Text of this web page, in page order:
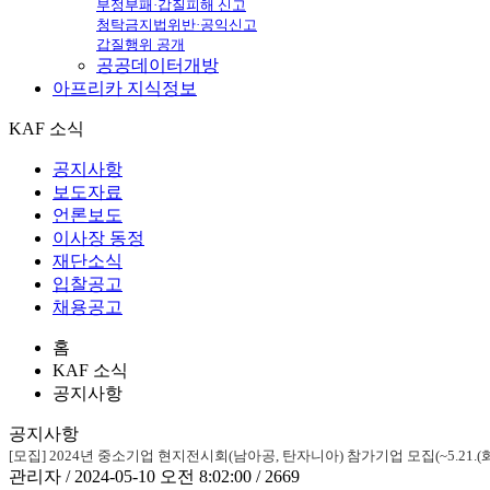
부정부패·갑질피해 신고
청탁금지법위반·공익신고
갑질행위 공개
공공데이터개방
아프리카 지식정보
KAF 소식
공지사항
보도자료
언론보도
이사장 동정
재단소식
입찰공고
채용공고
홈
KAF 소식
공지사항
공지사항
[모집] 2024년 중소기업 현지전시회(남아공, 탄자니아) 참가기업 모집(~5.21.(
관리자 / 2024-05-10 오전 8:02:00 / 2669